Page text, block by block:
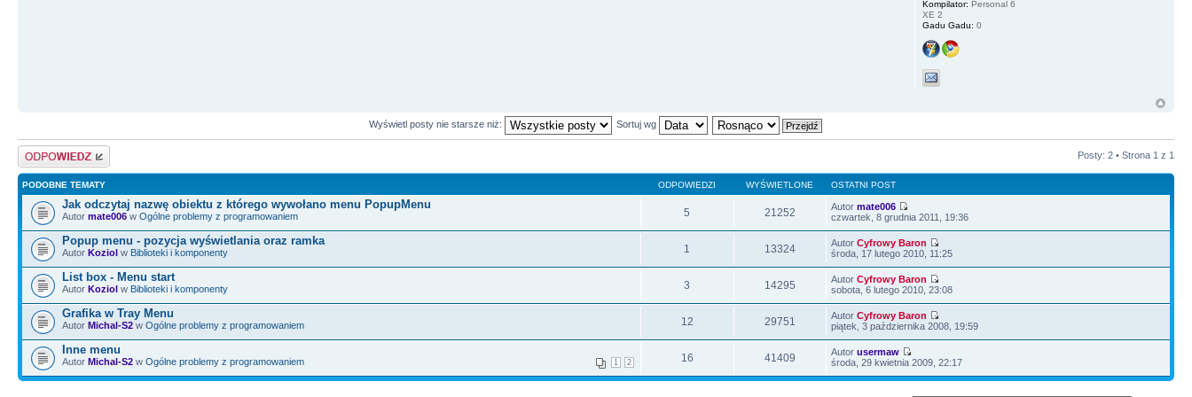
Kompilator: Personal 6
XE 2
Gadu Gadu: 0
Wyświetl posty nie starsze niż: Sortuj wg
Odpowiedz Posty: 2 • Strona 1 z 1
PODOBNE TEMATY ODPOWIEDZI WYŚWIETLONE OSTATNI POST
Jak odczytaj nazwę obiektu z którego wywołano menu PopupMenu
Autor mate006 w Ogólne problemy z programowaniem 5 21252 Autormate006
czwartek, 8 grudnia 2011, 19:36
Popup menu - pozycja wyświetlania oraz ramka
Autor Koziol w Biblioteki i komponenty 1 13324 AutorCyfrowy Baron
środa, 17 lutego 2010, 11:25
List box - Menu start
Autor Koziol w Biblioteki i komponenty 3 14295 AutorCyfrowy Baron
sobota, 6 lutego 2010, 23:08
Grafika w Tray Menu
Autor Michal-S2 w Ogólne problemy z programowaniem 12 29751 AutorCyfrowy Baron
piątek, 3 października 2008, 19:59
Inne menu
1 2
Autor Michal-S2 w Ogólne problemy z programowaniem 16 41409 Autorusermaw
środa, 29 kwietnia 2009, 22:17